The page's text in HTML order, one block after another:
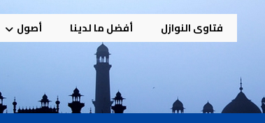
فتاوى النوازل أفضل ما لدينا أصول